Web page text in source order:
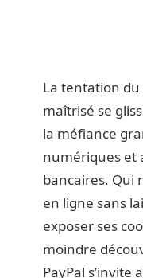
La tentation
maîtrisé se
la méfiance
numériques et
bancaires. Qui
en ligne sans
exposer ses
moindre
PayPal s’invite